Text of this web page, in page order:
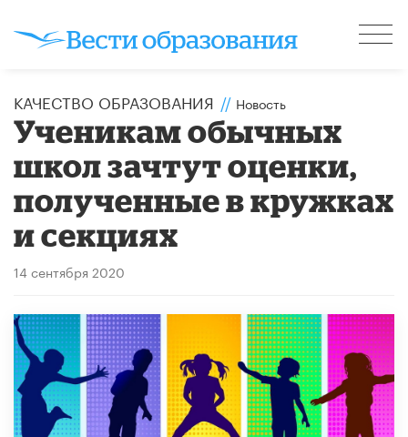
КАЧЕСТВО ОБРАЗОВАНИЯ // Новость
Ученикам обычных
школ зачтут оценки,
полученные в кружках
и секциях
14 сентября 2020